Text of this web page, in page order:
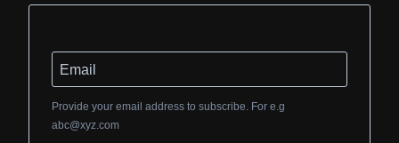
Provide your email address to subscribe. For e.g
abc@xyz.com